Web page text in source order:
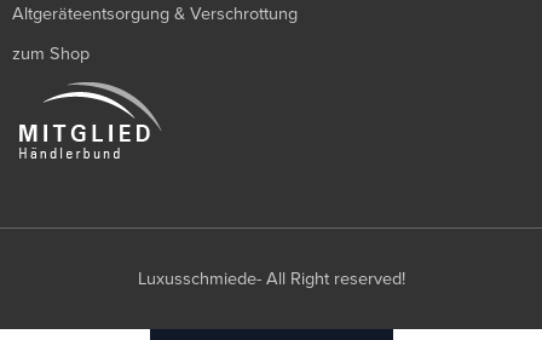
Altgeräteentsorgung & Verschrottung
zum Shop
Luxusschmiede- All Right reserved!